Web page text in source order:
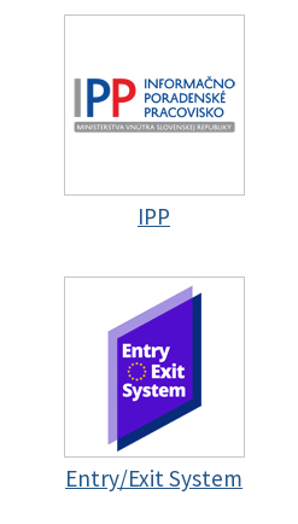
IPP
Entry/Exit System